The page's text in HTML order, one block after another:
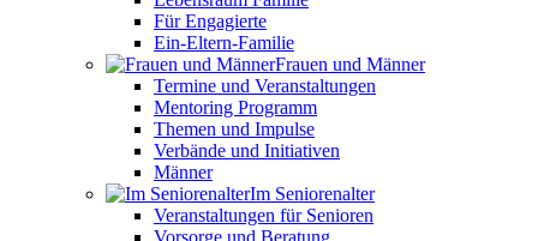
Für Engagierte
Ein-Eltern-Familie
Frauen und Männer
Termine und Veranstaltungen
Mentoring Programm
Themen und Impulse
Verbände und Initiativen
Männer
Im Seniorenalter
Veranstaltungen für Senioren